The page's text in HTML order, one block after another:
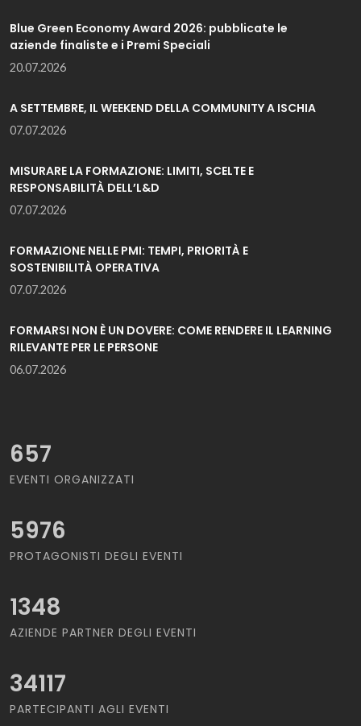
Blue Green Economy Award 2026: pubblicate le
aziende finaliste e i Premi Speciali
20.07.2026
A SETTEMBRE, IL WEEKEND DELLA COMMUNITY A ISCHIA
07.07.2026
MISURARE LA FORMAZIONE: LIMITI, SCELTE E
RESPONSABILITÀ DELL’L&D
07.07.2026
FORMAZIONE NELLE PMI: TEMPI, PRIORITÀ E
SOSTENIBILITÀ OPERATIVA
07.07.2026
FORMARSI NON È UN DOVERE: COME RENDERE IL LEARNING
RILEVANTE PER LE PERSONE
06.07.2026
657
EVENTI ORGANIZZATI
5976
PROTAGONISTI DEGLI EVENTI
1348
AZIENDE PARTNER DEGLI EVENTI
34117
PARTECIPANTI AGLI EVENTI